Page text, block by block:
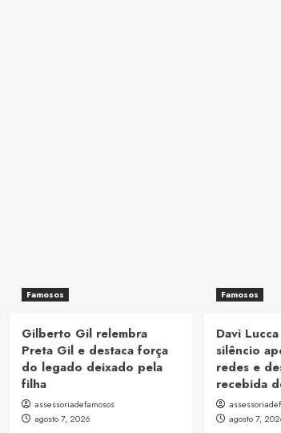
Famosos
Gilberto Gil relembra
Preta Gil e destaca força
do legado deixado pela
filha
assessoriadefamosos
agosto 7, 2026
Famosos
Davi
silêncio
redes e
recebida
agosto 7,